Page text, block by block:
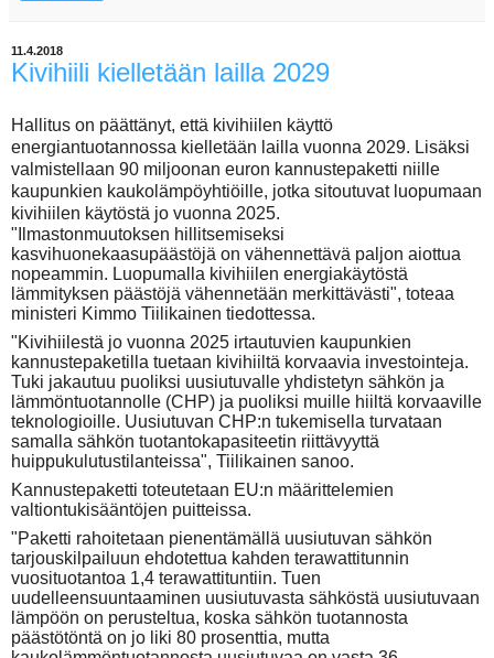
11.4.2018
Kivihiili kielletään lailla 2029
Hallitus on päättänyt, että kivihiilen käyttö
energiantuotannossa kielletään lailla vuonna 2029. Lisäksi
valmistellaan 90 miljoonan euron kannustepaketti niille
kaupunkien kaukolämpöyhtiöille, jotka sitoutuvat luopumaan
kivihiilen käytöstä jo vuonna 2025.
"Ilmastonmuutoksen hillitsemiseksi
kasvihuonekaasupäästöjä on vähennettävä paljon aiottua
nopeammin. Luopumalla kivihiilen energiakäytöstä
lämmityksen päästöjä vähennetään merkittävästi", toteaa
ministeri Kimmo Tiilikainen tiedottessa.
"Kivihiilestä jo vuonna 2025 irtautuvien kaupunkien
kannustepaketilla tuetaan kivihiiltä korvaavia investointeja.
Tuki jakautuu puoliksi uusiutuvalle yhdistetyn sähkön ja
lämmöntuotannolle (CHP) ja puoliksi muille hiiltä korvaaville
teknologioille. Uusiutuvan CHP:n tukemisella turvataan
samalla sähkön tuotantokapasiteetin riittävyyttä
huippukulutustilanteissa", Tiilikainen sanoo.
Kannustepaketti toteutetaan EU:n määrittelemien
valtiontukisääntöjen puitteissa.
"Paketti rahoitetaan pienentämällä uusiutuvan sähkön
tarjouskilpailuun ehdotettua kahden terawattitunnin
vuosituotantoa 1,4 terawattituntiin. Tuen
uudelleensuuntaaminen uusiutuvasta sähköstä uusiutuvaan
lämpöön on perusteltua, koska sähkön tuotannosta
päästötöntä on jo liki 80 prosenttia, mutta